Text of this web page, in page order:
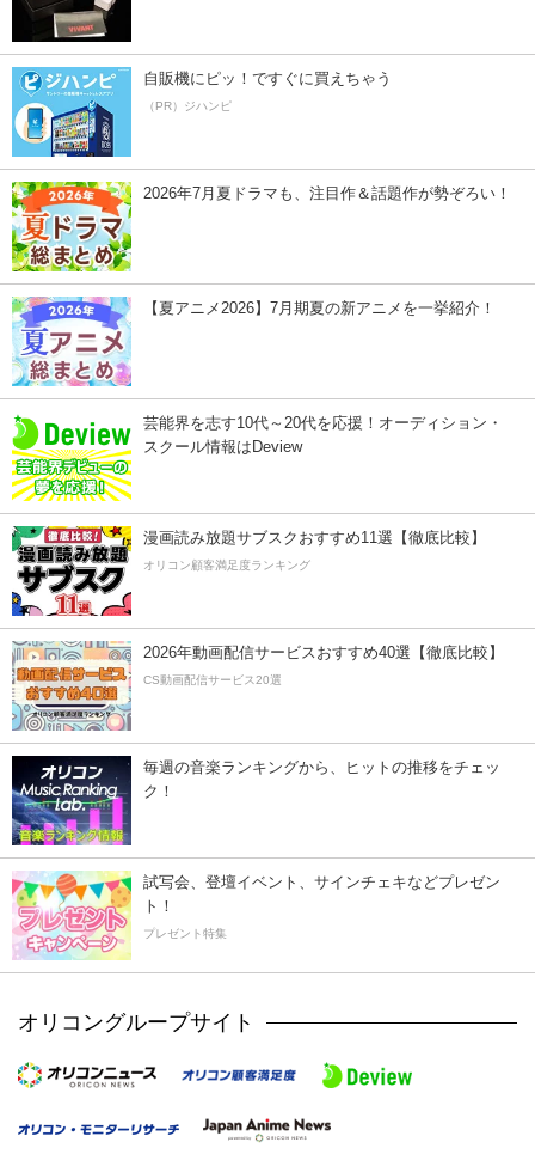
自販機にピッ！ですぐに買えちゃう
（PR）ジハンピ
2026年7月夏ドラマも、注目作＆話題作が勢ぞろい！
【夏アニメ2026】7月期夏の新アニメを一挙紹介！
芸能界を志す10代～20代を応援！オーディション・
スクール情報はDeview
漫画読み放題サブスクおすすめ11選【徹底比較】
オリコン顧客満足度ランキング
2026年動画配信サービスおすすめ40選【徹底比較】
CS動画配信サービス20選
毎週の音楽ランキングから、ヒットの推移をチェッ
ク！
試写会、登壇イベント、サインチェキなどプレゼン
ト！
プレゼント特集
オリコングループサイト